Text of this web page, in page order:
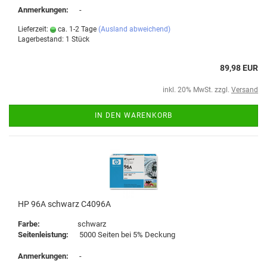
Anmerkungen: -
Lieferzeit: ca. 1-2 Tage (Ausland abweichend)
Lagerbestand: 1 Stück
89,98 EUR
inkl. 20% MwSt. zzgl. Versand
IN DEN WARENKORB
HP 96A schwarz C4096A
Farbe:
schwarz
Seitenleistung: 5000 Seiten bei 5% Deckung
Anmerkungen: -